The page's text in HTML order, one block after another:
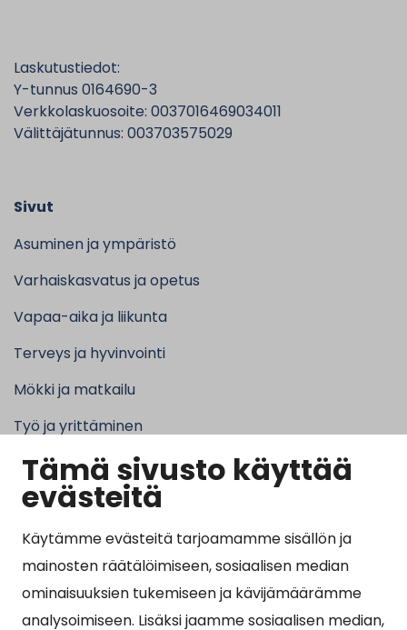
Tämä sivusto käyttää
evästeitä
Käytämme evästeitä tarjoamamme sisällön ja
mainosten räätälöimiseen, sosiaalisen median
ominaisuuksien tukemiseen ja kävijämäärämme
analysoimiseen. Lisäksi jaamme sosiaalisen median,
Laskutustiedot:
Y-tunnus 0164690-3
Verkkolaskuosoite: 0037016469034011
Välittäjätunnus: 003703575029
Sivut
Asuminen ja ympäristö
Varhaiskasvatus ja opetus
Vapaa-aika ja liikunta
Terveys ja hyvinvointi
Mökki ja matkailu
Työ ja yrittäminen
Kunta ja hallinto
Suosituimmat sivut
Esityslistat, pöytäkirjat, viranhaltijapäätökset ja
kuulutukset